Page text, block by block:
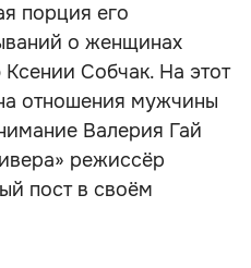
порция его
о женщинах
Собчак. На этот
отношения мужчины
Валерия Гай
режиссёр
пост в своём